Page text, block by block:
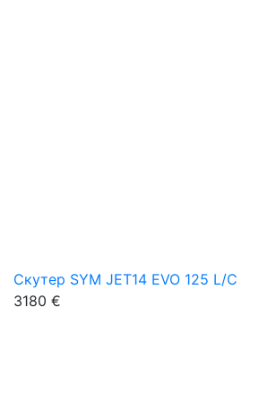
Скутер SYM JET14 EVO 125 L/C
3180 €